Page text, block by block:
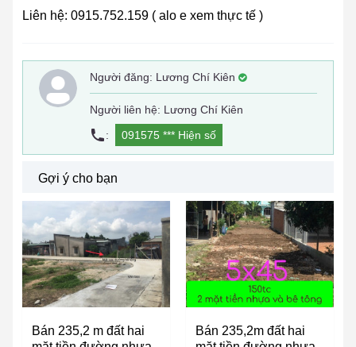
Liên hệ: 0915.752.159 ( alo e xem thực tế )
Người đăng: Lương Chí Kiên
Người liên hệ: Lương Chí Kiên
:
091575 *** Hiện số
Gợi ý cho bạn
Bán 235,2 m đất hai
Bán 235,2m đất hai